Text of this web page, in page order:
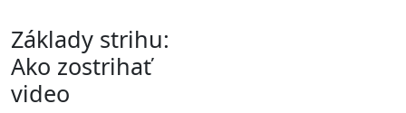
Základy strihu:
Ako zostrihať
video